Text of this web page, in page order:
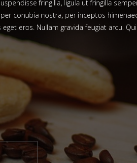
fringilla, ligula ut fringilla
conubia nostra, per inceptos
eros. Nullam gravida feugiat arcu.